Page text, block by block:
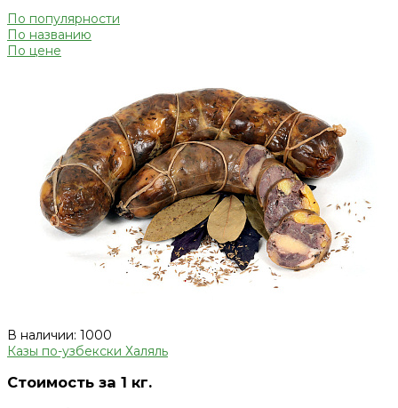
По популярности
По названию
По цене
В наличии: 1000
Казы по-узбекски Халяль
Стоимость за 1 кг.